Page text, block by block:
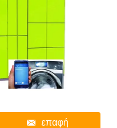
επαφή